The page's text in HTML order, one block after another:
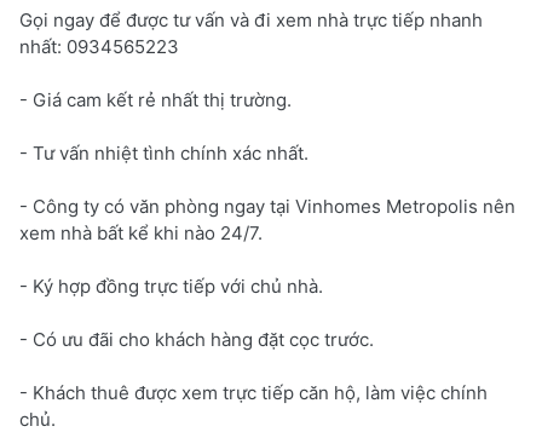
Gọi ngay để được tư vấn và đi xem nhà trực tiếp nhanh
nhất: 0934565223
- Giá cam kết rẻ nhất thị trường.
- Tư vấn nhiệt tình chính xác nhất.
- Công ty có văn phòng ngay tại Vinhomes Metropolis nên
xem nhà bất kể khi nào 24/7.
- Ký hợp đồng trực tiếp với chủ nhà.
- Có ưu đãi cho khách hàng đặt cọc trước.
- Khách thuê được xem trực tiếp căn hộ, làm việc chính
chủ.